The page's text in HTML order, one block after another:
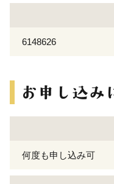
6148626
何度も申し込み可